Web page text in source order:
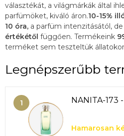
választékát, a világmárkák által
parfümöket, kiváló áron.10-15%
10 óra, a parfüm intenzitásától,
értékétől függően. Termékeink
terméket sem teszteltük
Legnépszerűbb
NANITA-173
Hamarosan